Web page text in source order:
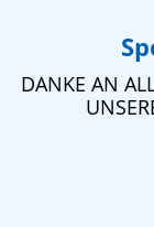
DANKE AN